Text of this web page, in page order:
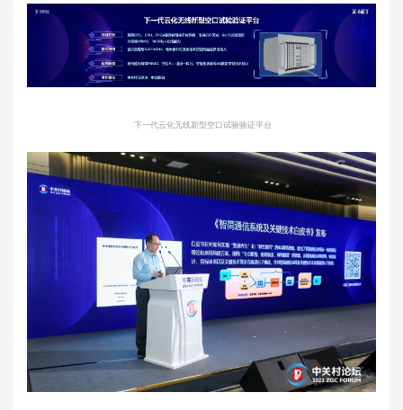
下一代云化无线新型空口试验验证平台